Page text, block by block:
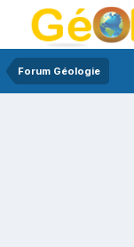
Forum Géologie